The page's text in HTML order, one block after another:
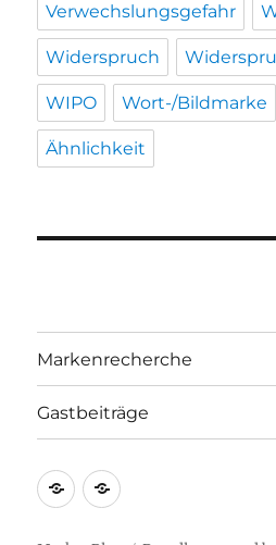
Verwechslungsgefahr
Widerspruch
WIPO Wort-/Bildmarke
Ähnlichkeit
Markenrecherche
Gastbeiträge
Markenrecherche
Gastbeiträge